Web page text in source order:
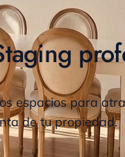
espacios para
de tu propiedad.